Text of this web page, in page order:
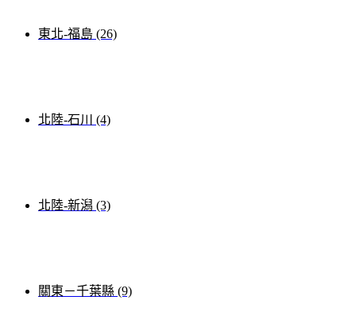
東北-福島 (26)
北陸-石川 (4)
北陸-新潟 (3)
關東－千葉縣 (9)